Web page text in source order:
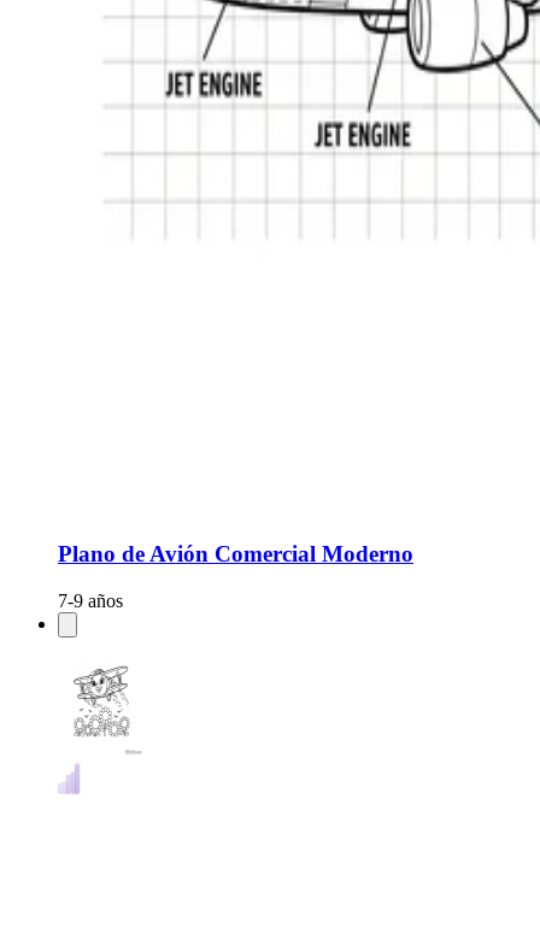
Plano de Avión Comercial Moderno
7-9 años